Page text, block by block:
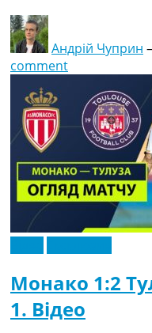
Андрій Чуприн
comment
Монако 1:2
1. Відео